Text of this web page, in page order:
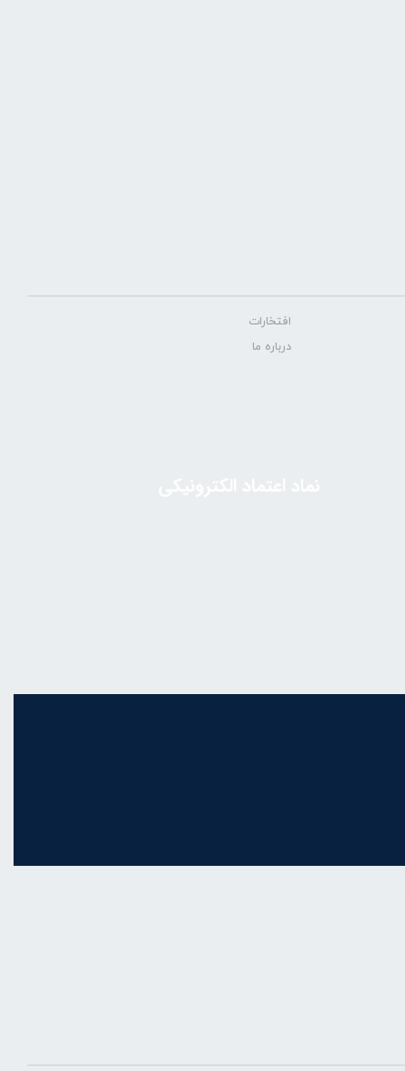
افتخارات
درباره ما